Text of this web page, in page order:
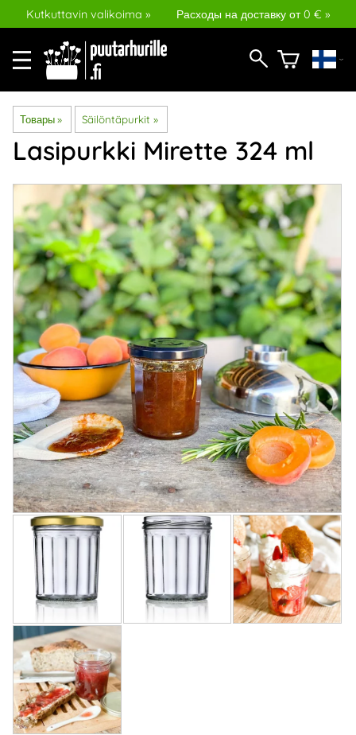
Kutkuttavin valikoima » Расходы на доставку от 0 € »
Товары‪» Säilöntäpurkit ‪»
Lasipurkki Mirette 324 ml